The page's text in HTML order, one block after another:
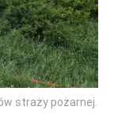
straży pożarnej.